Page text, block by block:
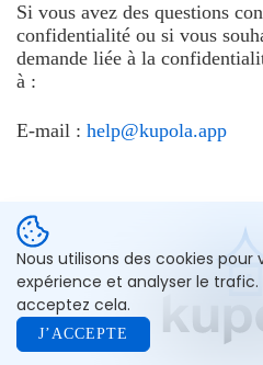
Si vous avez des questions
confidentialité ou si vous
demande liée à la
à :
E-mail : help@kupola.app
Nous utilisons des cookies
expérience et analyser le
acceptez cela.
J’ACCEPTE